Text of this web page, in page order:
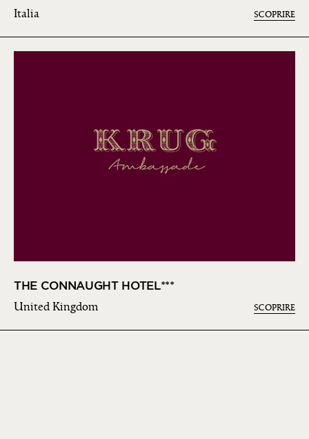
Italia SCOPRIRE
THE CONNAUGHT HOTEL***
United Kingdom SCOPRIRE